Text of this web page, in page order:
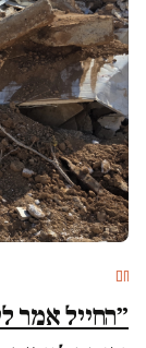
חם
״החייל אמר